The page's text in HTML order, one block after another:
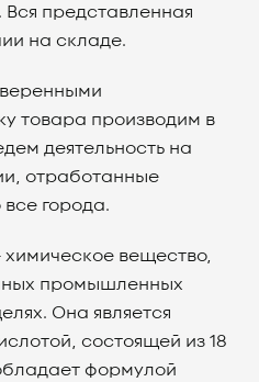
представленная
на складе.
товара производим в
деятельность на
отработанные
города.
вещество,
промышленных
Она является
состоящей из 18
формулой